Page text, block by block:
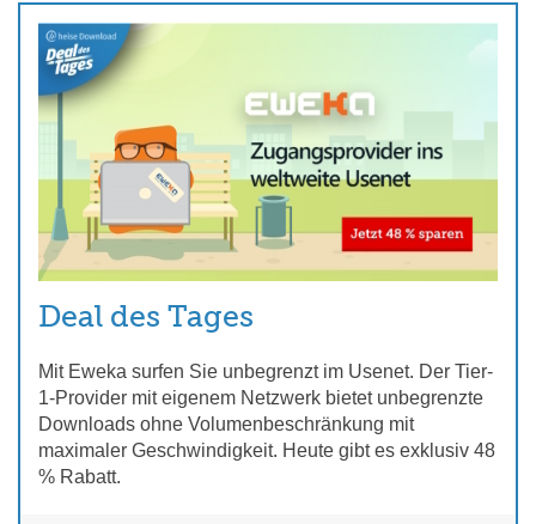
Deal des Tages
Mit Eweka surfen Sie unbegrenzt im Usenet. Der Tier-
1-Provider mit eigenem Netzwerk bietet unbegrenzte
Downloads ohne Volumenbeschränkung mit
maximaler Geschwindigkeit. Heute gibt es exklusiv 48
% Rabatt.